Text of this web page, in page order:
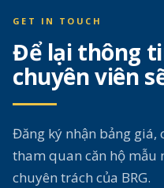
GET IN TOUCH
Để lại thông
chuyên viên
Đăng ký nhận bảng giá,
tham quan căn hộ mẫu
chuyên trách của BRG.